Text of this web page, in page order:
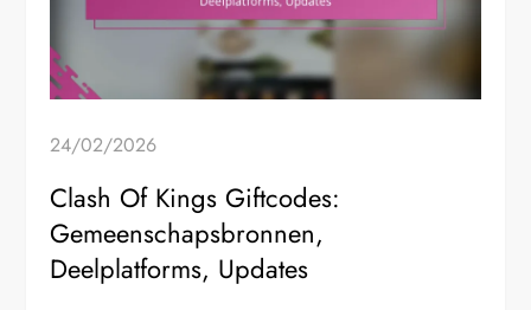
24/02/2026
Clash Of Kings Giftcodes:
Gemeenschapsbronnen,
Deelplatforms, Updates